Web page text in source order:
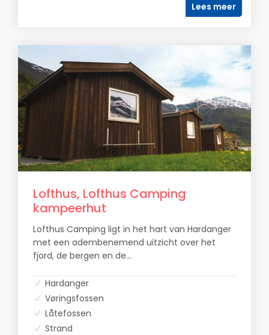
Lees meer
Lofthus, Lofthus Camping
kampeerhut
Lofthus Camping ligt in het hart van Hardanger
met een adembenemend uitzicht over het
fjord, de bergen en de...
Hardanger
Vøringsfossen
Låtefossen
Strand